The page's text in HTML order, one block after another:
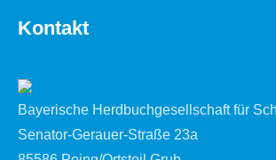
Kontakt
Bayerische Herdbuchgesellschaft für
Senator-Gerauer-Straße 23a